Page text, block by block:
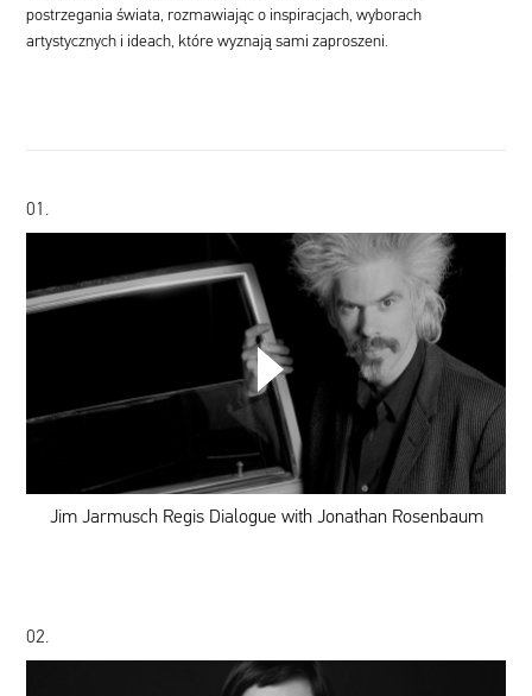
postrzegania świata, rozmawiając o inspiracjach, wyborach
artystycznych i ideach, które wyznają sami zaproszeni.
WYBIERZ SWOJĄ PLAYLISTĘ
DODAJ TEN FILM DO PLAYLISTY
Jim
Jarmusch
Regis
Dialogue
with
Jonathan
Rosenbaum
01.
Jim Jarmusch Regis Dialogue with Jonathan Rosenbaum
02.